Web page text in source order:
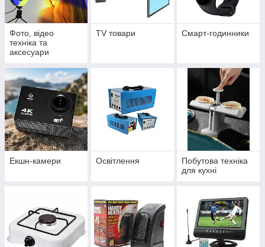
Фото, відео
техніка та
аксесуари
TV товари Смарт-годинники
Екшн-камери Освітлення
Побутова техніка
для кухні